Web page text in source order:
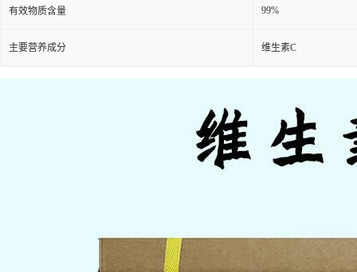
有效物质含量 99%
主要营养成分 维生素C